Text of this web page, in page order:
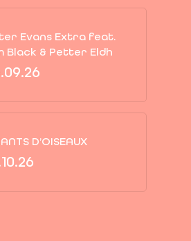
Evans Extra feat.
Black & Petter Eldh
D’OISEAUX